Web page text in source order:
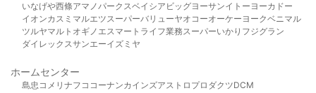
いなげや西條アマノパークスベイシア ビッグヨーサンイトーヨーカドー
イオンカスミ マルエツスーパーバリューヤオコーオーケー ヨークベニマル
ツルヤマルト オギノ エスマート ライフ業務スーパーいかり フジグラン
ダイレックスサンエーイズミヤ
ホームセンター
島忠 コメリ ナフコ コーナンカインズアストロプロダクツDCM